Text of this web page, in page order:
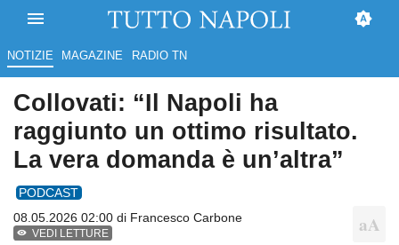
NOTIZIE MAGAZINE RADIO TN
Collovati: “Il Napoli ha
raggiunto un ottimo risultato.
La vera domanda è un’altra”
PODCAST
08.05.2026 02:00 di Francesco Carbone
VEDI LETTURE